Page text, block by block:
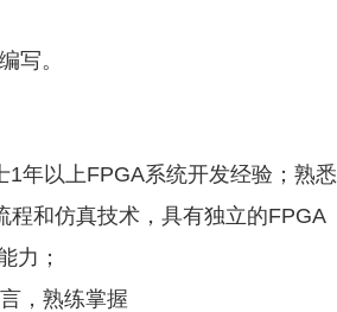
写。
1年以上FPGA系统开发经验；熟悉
程和仿真技术，具有独立的FPGA
力；
，熟练掌握